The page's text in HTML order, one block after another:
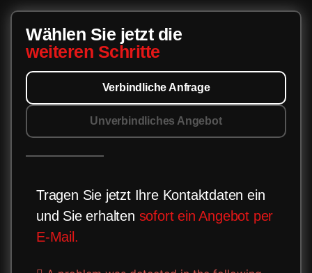
Wählen Sie jetzt die
weiteren Schritte
Verbindliche Anfrage
Unverbindliches Angebot
Tragen Sie jetzt Ihre Kontaktdaten ein
und Sie erhalten sofort ein Angebot per
E-Mail.